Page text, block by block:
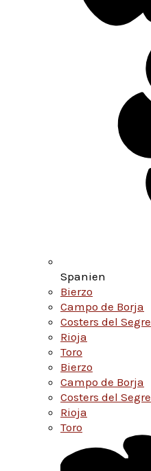
Spanien
Bierzo
Campo de Borja
Costers del Segre
Rioja
Toro
Bierzo
Campo de Borja
Costers del Segre
Rioja
Toro